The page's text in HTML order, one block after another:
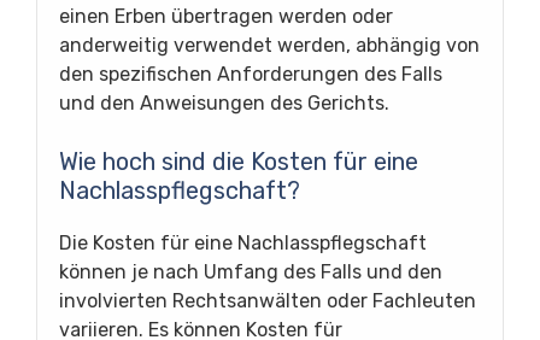
einen Erben übertragen werden oder
anderweitig verwendet werden, abhängig von
den spezifischen Anforderungen des Falls
und den Anweisungen des Gerichts.
Wie hoch sind die Kosten für eine
Nachlasspflegschaft?
Die Kosten für eine Nachlasspflegschaft
können je nach Umfang des Falls und den
involvierten Rechtsanwälten oder Fachleuten
variieren. Es können Kosten für